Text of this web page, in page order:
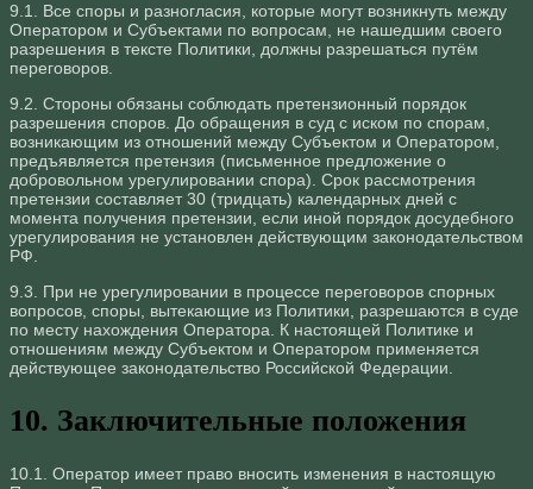
9.1. Все споры и разногласия, которые могут возникнуть между
Оператором и Субъектами по вопросам, не нашедшим своего
разрешения в тексте Политики, должны разрешаться путём
переговоров.
9.2. Стороны обязаны соблюдать претензионный порядок
разрешения споров. До обращения в суд с иском по спорам,
возникающим из отношений между Субъектом и Оператором,
предъявляется претензия (письменное предложение о
добровольном урегулировании спора). Срок рассмотрения
претензии составляет 30 (тридцать) календарных дней с
момента получения претензии, если иной порядок досудебного
урегулирования не установлен действующим законодательством
РФ.
9.3. При не урегулировании в процессе переговоров спорных
вопросов, споры, вытекающие из Политики, разрешаются в суде
по месту нахождения Оператора. К настоящей Политике и
отношениям между Субъектом и Оператором применяется
действующее законодательство Российской Федерации.
10. Заключительные положения
10.1. Оператор имеет право вносить изменения в настоящую